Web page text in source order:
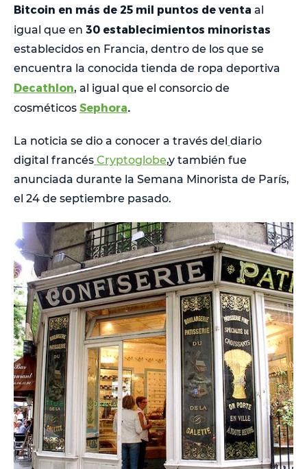
Bitcoin en más de 25 mil puntos de venta al
igual que en 30 establecimientos minoristas
establecidos en Francia, dentro de los que se
encuentra la conocida tienda de ropa deportiva
Decathlon, al igual que el consorcio de
cosméticos Sephora.
La noticia se dio a conocer a través del diario
digital francés Cryptoglobe,y también fue
anunciada durante la Semana Minorista de París,
el 24 de septiembre pasado.